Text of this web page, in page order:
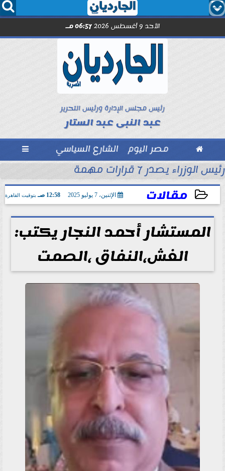
  
الأحد 9 أغسطس 2026 06:57 مـ
رئيس مجلس الإدارة ورئيس التحرير
عبد النبى عبد الستار
 مصر اليوم الشارع السياسي 
مع الصحفيين حاملى كارنيه النقابة
رئيس الوزراء يصدر 7 قرارات مهمة
مقالات الإثنين، 7 يوليو 2025 12:58 صـ بتوقيت القاهرة
2025-07-07 00:58:15
المستشار أحمد النجار يكتب:
الغش،النفاق ،الصمت